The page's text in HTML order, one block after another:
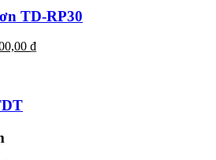
TD-RP30
₫Giá